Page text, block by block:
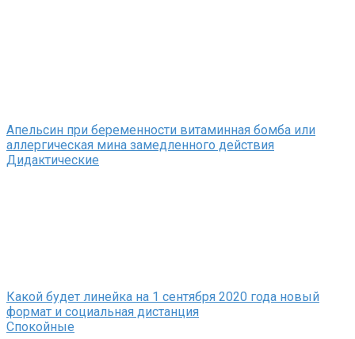
Апельсин при беременности витаминная бомба или
аллергическая мина замедленного действия
Дидактические
Какой будет линейка на 1 сентября 2020 года новый
формат и социальная дистанция
Спокойные